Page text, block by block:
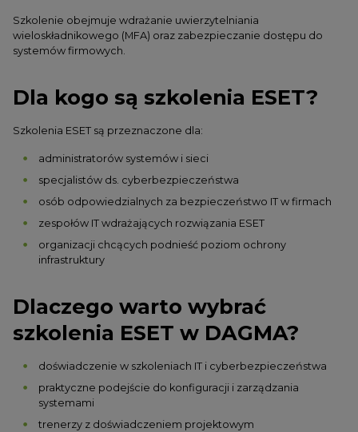
Szkolenie obejmuje wdrażanie uwierzytelniania
wieloskładnikowego (MFA) oraz zabezpieczanie dostępu do
systemów firmowych.
Dla kogo są szkolenia ESET?
Szkolenia ESET są przeznaczone dla:
administratorów systemów i sieci
specjalistów ds. cyberbezpieczeństwa
osób odpowiedzialnych za bezpieczeństwo IT w firmach
zespołów IT wdrażających rozwiązania ESET
organizacji chcących podnieść poziom ochrony
infrastruktury
Dlaczego warto wybrać
szkolenia ESET w DAGMA?
doświadczenie w szkoleniach IT i cyberbezpieczeństwa
praktyczne podejście do konfiguracji i zarządzania
systemami
trenerzy z doświadczeniem projektowym